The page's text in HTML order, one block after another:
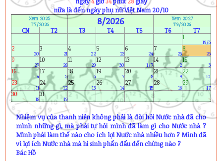
2) Kiều Thị Xuân Thư (12A2)
3) Ngô Xuân Khoa (12A8)
4) Phạm Trung Nguyên (12A10)
nữa là đến ngày phụ nữ Việt Nam 20/10
Xem 2025
T7/2026
8/2026
Xem 2027
T9/2026
CN T2 T3 T4 T5 T6
T7
1
19/6
2
20
3
21
4
22
5
23
6
24
7
25
8
26
9
27
10
28
11
29
12
30
13
1/7
14
2
15
3
16
4
17
5
18
6
19
7
20
8
21
9
22
10
23
11
24
12
25
13
26
14
27
15
28
16
29
17
30
18
31
19
Nhiệm vụ của thanh niên không phải là đòi hỏi Nước nhà đã cho
mình những gì, mà phải tự hỏi mình đã làm gì cho Nước nhà ?
Mình phải làm thế nào cho ích lợi Nước nhà nhiều hơn ? Mình đã
vì lợi ích Nước nhà mà hi sinh phấn đấu đến chừng nào ?
Bác Hồ